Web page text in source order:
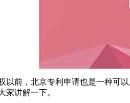
以前，北京专利申请也是一种
家讲解一下。